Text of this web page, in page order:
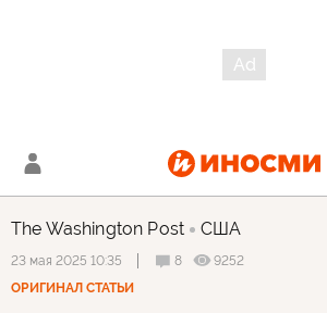
The Washington Post США
23 мая 2025 10:35 8
9252
ОРИГИНАЛ СТАТЬИ